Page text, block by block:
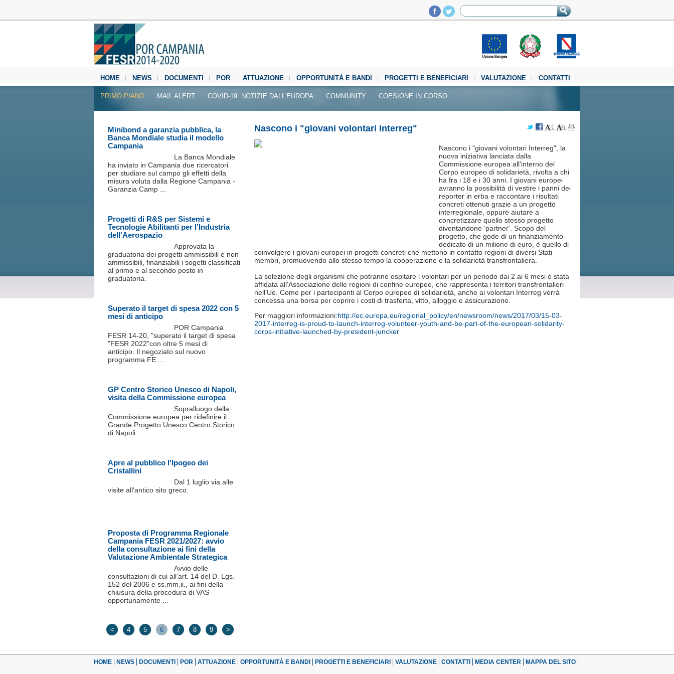
HOME NEWS DOCUMENTI POR ATTUAZIONE OPPORTUNITÀ E BANDI PROGETTI E BENEFICIARI VALUTAZIONE
CONTATTI
MEDIA CENTER
PRIMO PIANO MAIL ALERT COVID-19: NOTIZIE DALL'EUROPA COMMUNITY COESIONE IN CORSO
Nascono i "giovani volontari Interreg"
Nascono i "giovani volontari Interreg", la
nuova iniziativa lanciata dalla
Commissione europea all'interno del
Corpo europeo di solidarietà, rivolta a chi
ha fra i 18 e i 30 anni. I giovani europei
avranno la possibilità di vestire i panni dei
reporter in erba e raccontare i risultati
concreti ottenuti grazie a un progetto
interregionale, oppure aiutare a
concretizzare quello stesso progetto
diventandone 'partner'. Scopo del
progetto, che gode di un finanziamento
dedicato di un milione di euro, è quello di
coinvolgere i giovani europei in progetti concreti che mettono in contatto regioni di diversi Stati
membri, promuovendo allo stesso tempo la cooperazione e la solidarietà transfrontaliera.
La selezione degli organismi che potranno ospitare i volontari per un periodo dai 2 ai 6 mesi è stata
affidata all'Associazione delle regioni di confine europee, che rappresenta i territori transfrontalieri
nell'Ue. Come per i partecipanti al Corpo europeo di solidarietà, anche ai volontari Interreg verrà
concessa una borsa per coprire i costi di trasferta, vitto, alloggio e assicurazione.
Per maggiori informazioni:http://ec.europa.eu/regional_policy/en/newsroom/news/2017/03/15-03-
2017-interreg-is-proud-to-launch-interreg-volunteer-youth-and-be-part-of-the-european-solidarity-
corps-initiative-launched-by-president-juncker
Minibond a garanzia pubblica, la
Banca Mondiale studia il modello
Campania
La Banca Mondiale
ha inviato in Campania due ricercatori
per studiare sul campo gli effetti della
misura voluta dalla Regione Campania -
Garanzia Camp ...
Progetti di R&S per Sistemi e
Tecnologie Abilitanti per l’Industria
dell’Aerospazio
Approvata la
graduatoria dei progetti ammissibili e non
ammissibili, finanziabili i sogetti classificati
al primo e al secondo posto in
graduatoria.
Superato il target di spesa 2022 con 5
mesi di anticipo
POR Campania
FESR 14-20, "superato il target di spesa
"FESR 2022"con oltre 5 mesi di
anticipo. Il negoziato sul nuovo
programma FE ...
GP Centro Storico Unesco di Napoli,
visita della Commissione europea
Sopralluogo della
Commissione europea per ridefinire il
Grande Progetto Unesco Centro Storico
di Napoli.
Apre al pubblico l'Ipogeo dei
Cristallini
Dal 1 luglio via alle
visite all'antico sito greco.
Proposta di Programma Regionale
Campania FESR 2021/2027: avvio
della consultazione ai fini della
Valutazione Ambientale Strategica
Avvio delle
consultazioni di cui all’art. 14 del D. Lgs.
152 del 2006 e ss.mm.ii., ai fini della
chiusura della procedura di VAS
opportunamente ...
< 4 5 6 7 8 9 >
HOME NEWS DOCUMENTI POR ATTUAZIONE OPPORTUNITÀ E BANDI PROGETTI E BENEFICIARI VALUTAZIONE CONTATTI MEDIA CENTER MAPPA DEL SITO